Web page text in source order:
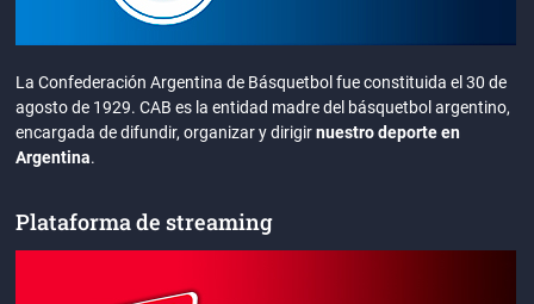
La Confederación Argentina de Básquetbol fue constituida el 30 de
agosto de 1929. CAB es la entidad madre del básquetbol argentino,
encargada de difundir, organizar y dirigirnuestro deporte en
Argentina.
Plataforma de streaming